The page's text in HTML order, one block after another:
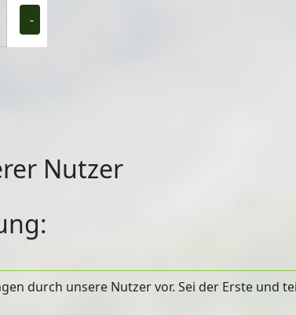
-
Nutzer
durch unsere Nutzer vor. Sei der Erste und